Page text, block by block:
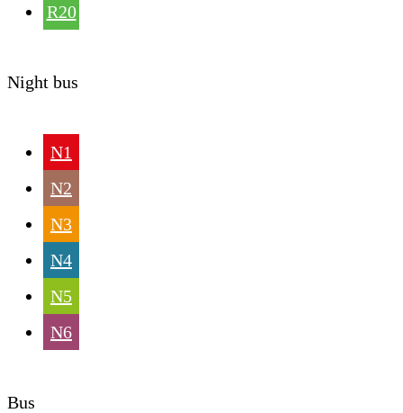
R20
Night bus
N1
N2
N3
N4
N5
N6
Bus